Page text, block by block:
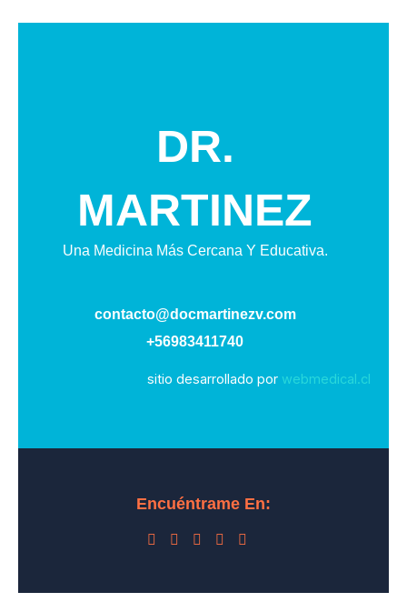
DR.
MARTINEZ
Una Medicina Más Cercana Y Educativa.
contacto@docmartinezv.com
+56983411740
sitio desarrollado por webmedical.cl
Encuéntrame En: